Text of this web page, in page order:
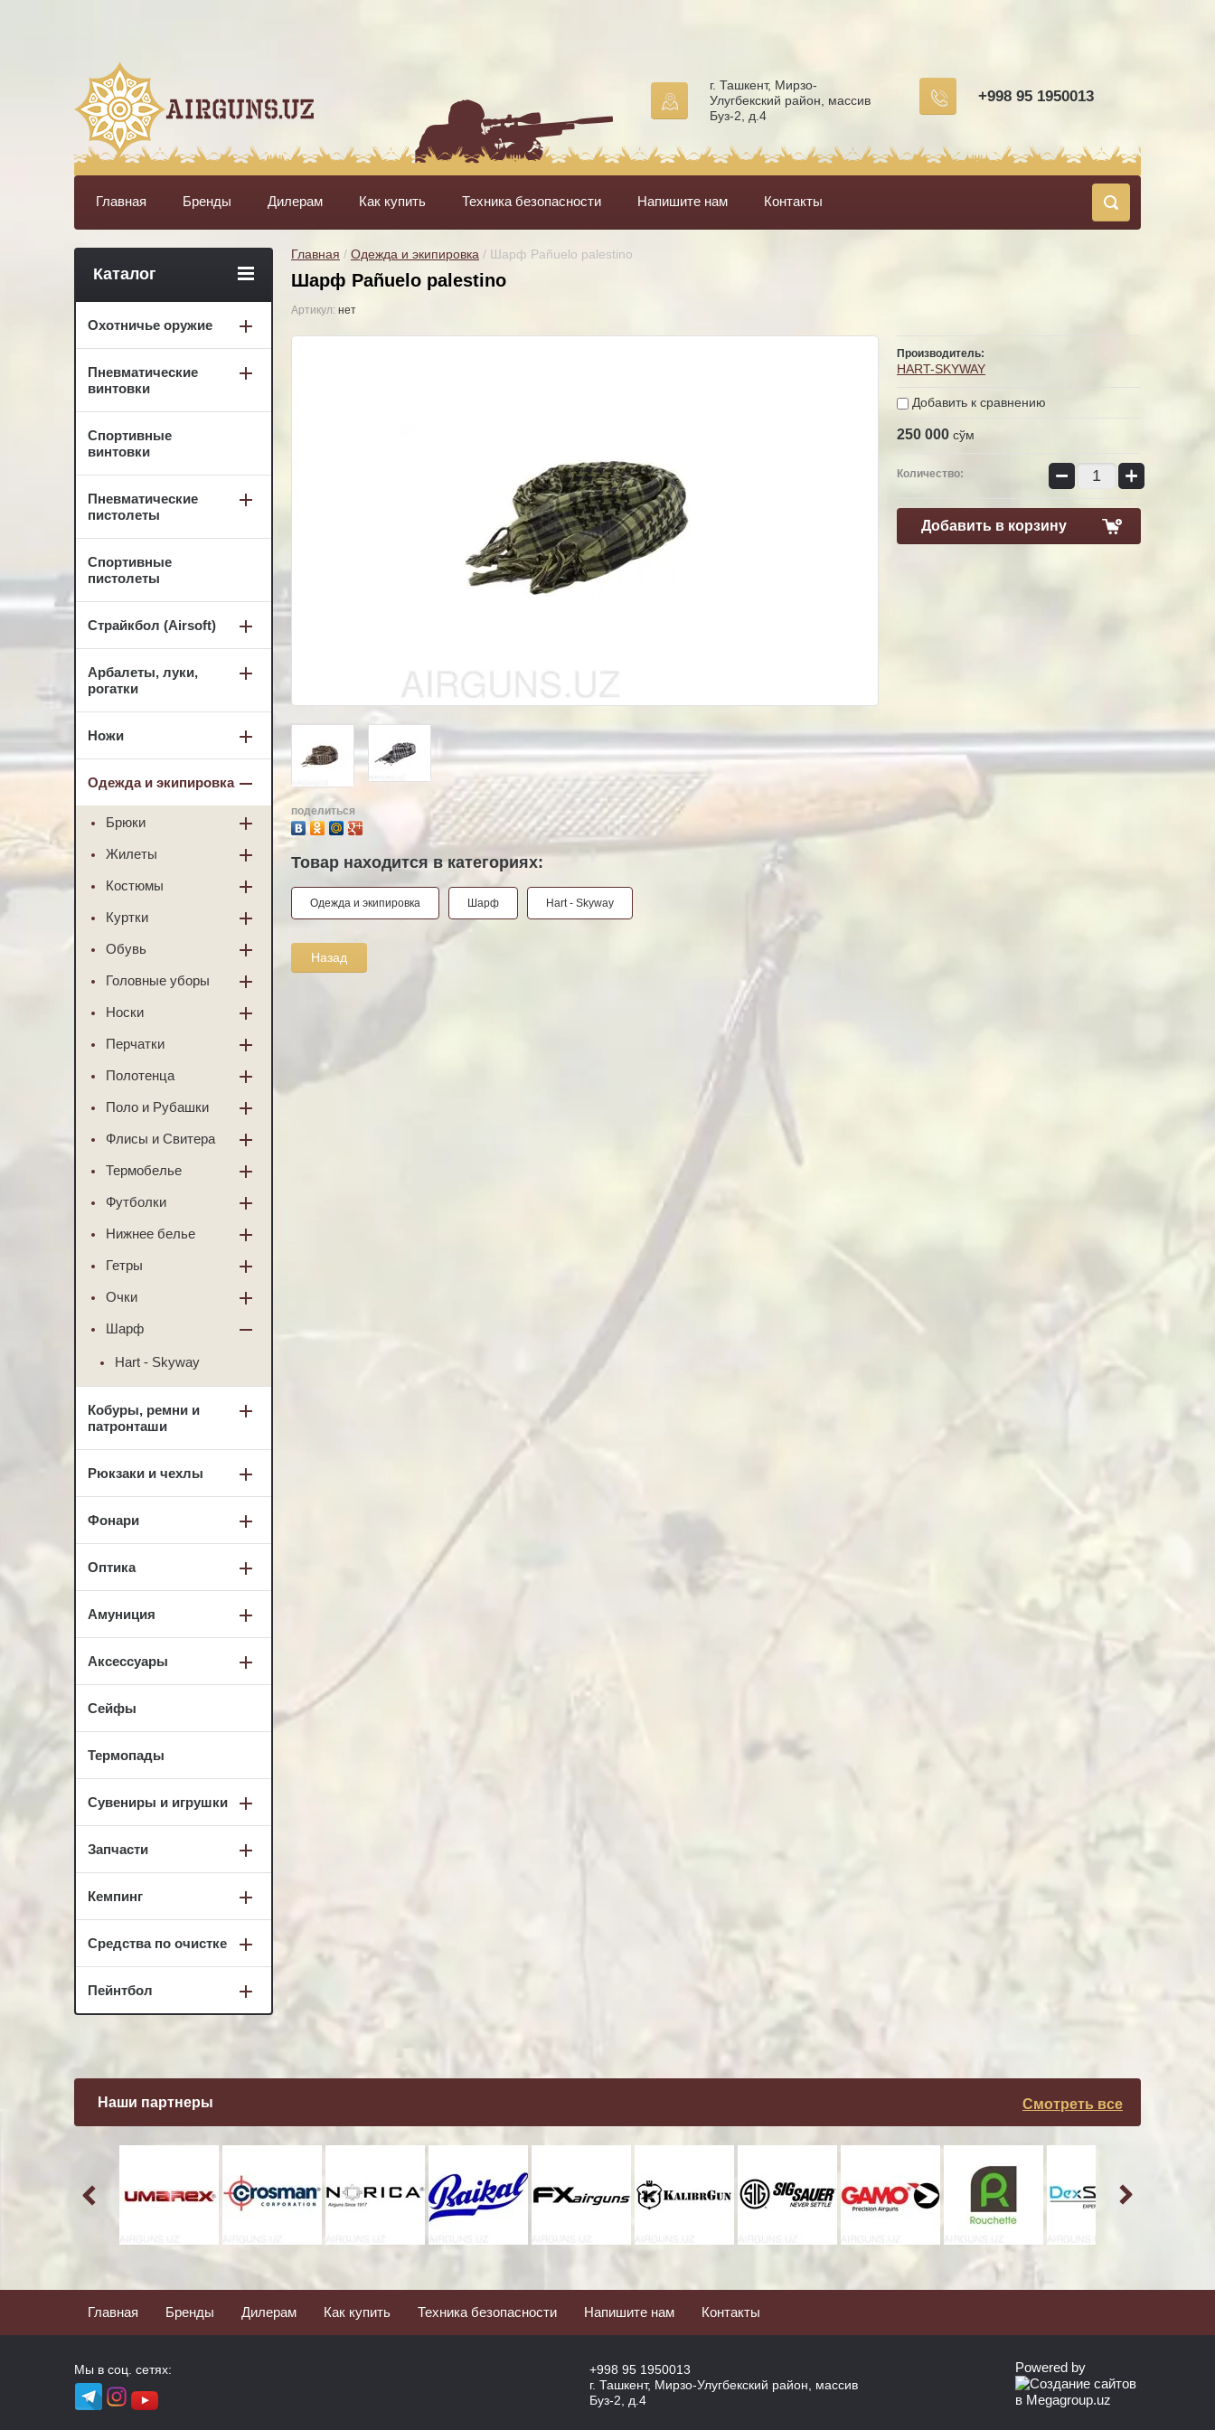
+998 95 1950013
г. Ташкент, Мирзо-
Улугбекский район, массив
Буз-2, д.4
Главная Бренды Дилерам Как купить Техника безопасности Напишите нам Контакты
Главная / Одежда и экипировка / Шарф Pañuelo palestino
Шарф Pañuelo palestino
Артикул: нет
поделиться
Производитель:
HART-SKYWAY
Добавить к сравнению
250 000 сўм
Количество: − +
Добавить в корзину
Товар находится в категориях:
Одежда и экипировка Шарф Hart - Skyway
Назад
Каталог
Охотничье оружие
Пневматические
винтовки
Спортивные
винтовки
Пневматические
пистолеты
Спортивные
пистолеты
Страйкбол (Airsoft)
Арбалеты, луки,
рогатки
Ножи
Одежда и экипировка
Брюки
Жилеты
Костюмы
Куртки
Обувь
Головные уборы
Носки
Перчатки
Полотенца
Поло и Рубашки
Флисы и Свитера
Термобелье
Футболки
Нижнее белье
Гетры
Очки
Шарф
Hart - Skyway
Кобуры, ремни и
патронташи
Рюкзаки и чехлы
Фонари
Оптика
Амуниция
Аксессуары
Сейфы
Термопады
Сувениры и игрушки
Запчасти
Кемпинг
Средства по очистке
Пейнтбол
Наши партнеры Смотреть все
Главная Бренды Дилерам Как купить Техника безопасности Напишите нам Контакты
+998 95 1950013
г. Ташкент, Мирзо-Улугбекский район, массив
Буз-2, д.4
Мы в соц. сетях: Powered by